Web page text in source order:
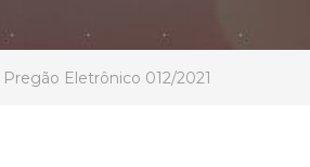
Pregão Eletrônico 012/2021